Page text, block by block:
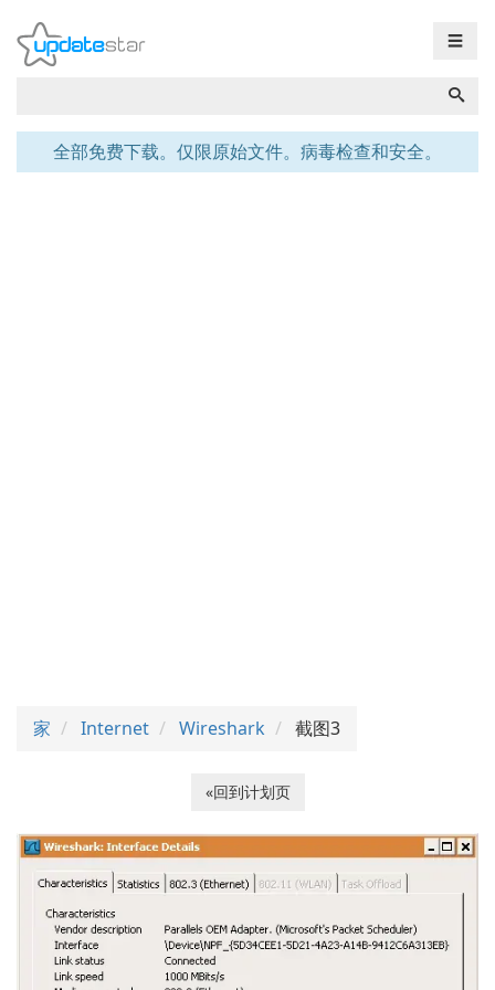
☰
全部免费下载。仅限原始文件。病毒检查和安全。
家 Internet Wireshark 截图3
«回到计划页